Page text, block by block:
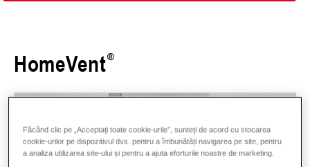
HomeVent
Făcând clic pe „Acceptați toate cookie-urile”, sunteți de acord cu stocarea
cookie-urilor pe dispozitivul dvs. pentru a îmbunătăți navigarea pe site, pentru
a analiza utilizarea site-ului și pentru a ajuta eforturile noastre de marketing.